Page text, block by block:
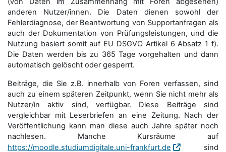
anderen Nutzer/innen. Die Daten dienen sowohl der
Fehlerdiagnose, der Beantwortung von Supportanfragen als
auch der Dokumentation von Prüfungsleistungen, und die
Nutzung basiert somit auf EU DSGVO Artikel 6 Absatz 1 f).
Die Daten werden bis zu 365 Tage vorgehalten und dann
automatisch gelöscht oder gesperrt.
Beiträge, die Sie z.B. innerhalb von Foren verfassen, sind
auch zu einem späteren Zeitpunkt, wenn Sie nicht mehr als
Nutzer/in aktiv sind, verfügbar. Diese Beiträge sind
vergleichbar mit Leserbriefen an eine Zeitung. Nach der
Veröffentlichung kann man diese auch Jahre später noch
nachlesen. Manche Kursräume auf
https://moodle.studiumdigitale.uni-frankfurt.de
sind